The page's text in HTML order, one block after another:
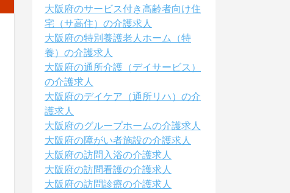
大阪府のサービス付き高齢者向け住
宅（サ高住）の介護求人
大阪府の特別養護老人ホーム（特
養）の介護求人
大阪府の通所介護（デイサービス）
の介護求人
大阪府のデイケア（通所リハ）の介
護求人
大阪府のグループホームの介護求人
大阪府の障がい者施設の介護求人
大阪府の訪問入浴の介護求人
大阪府の訪問看護の介護求人
大阪府の訪問診療の介護求人